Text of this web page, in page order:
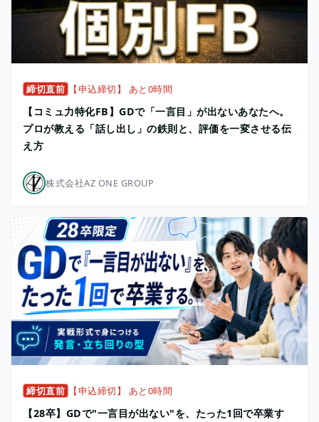
締切直前 【申込締切】 あと0時間
【コミュ力特化FB】GDで「一言目」が出ないあなたへ。
プロが教える「話し出し」の鉄則と、評価を一変させる伝
え方
株式会社AZ ONE GROUP
締切直前 【申込締切】 あと0時間
【28卒】GDで"一言目が出ない"を、たった1回で卒業す